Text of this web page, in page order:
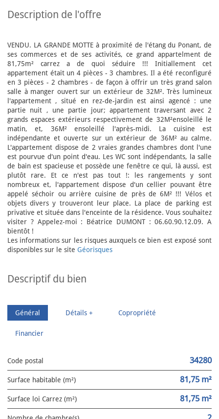
description de l'offre
VENDU. LA GRANDE MOTTE à proximité de l'étang du Ponant, de
ses commerces et de ses activités, ce grand appartelment de
81,75m² carrez a de quoi séduire !!! Initiallement cet
appartement était un 4 pièces - 3 chambres. Il a été reconfiguré
en 3 pièces - 2 chambres - de façon à offrir un très grand salon
salle à manger ouvert sur un extérieur de 32M². Très lumineux
l'appartement , situé en rez-de-jardin est ainsi agencé : une
partie nuit , une partie jour; appartement traversant avec 2
grands espaces extérieurs respectivement de 32M²ensoleillé le
matin, et, 36M² ensoleillé l'après-midi. La cuisine est
indépendante et ouverte sur un extérieur de 36M² au calme.
L'appartement dispose de 2 vraies grandes chambres dont l'une
est pourvue d'un point d'eau. Les WC sont indépendants, la salle
de bain est spacieuse et possède une fenêtre ce qui, là aussi, est
plutôt rare. Et ce n'est pas tout !: les rangements y sont
nombreux et, l'appartement dispose d'un cellier pouvant être
appelé séchoir ou arrière cuisine de près de 6M² !!! Vélos et
objets divers y trouveront leur place. La place de parking est
privative et située dans l'enceinte de la résidence. Vous souhaitez
visiter ? Appelez-moi : Béatrice DUMONT : 06.60.90.12.09. A
bientôt !
Les informations sur les risques auxquels ce bien est exposé sont
disponibles sur le site Géorisques
descriptif du bien
Général Détails + Copropriété
Financier
Code postal 34280
Surface habitable (m²) 81,75 m²
Surface loi Carrez (m²) 81,75 m²